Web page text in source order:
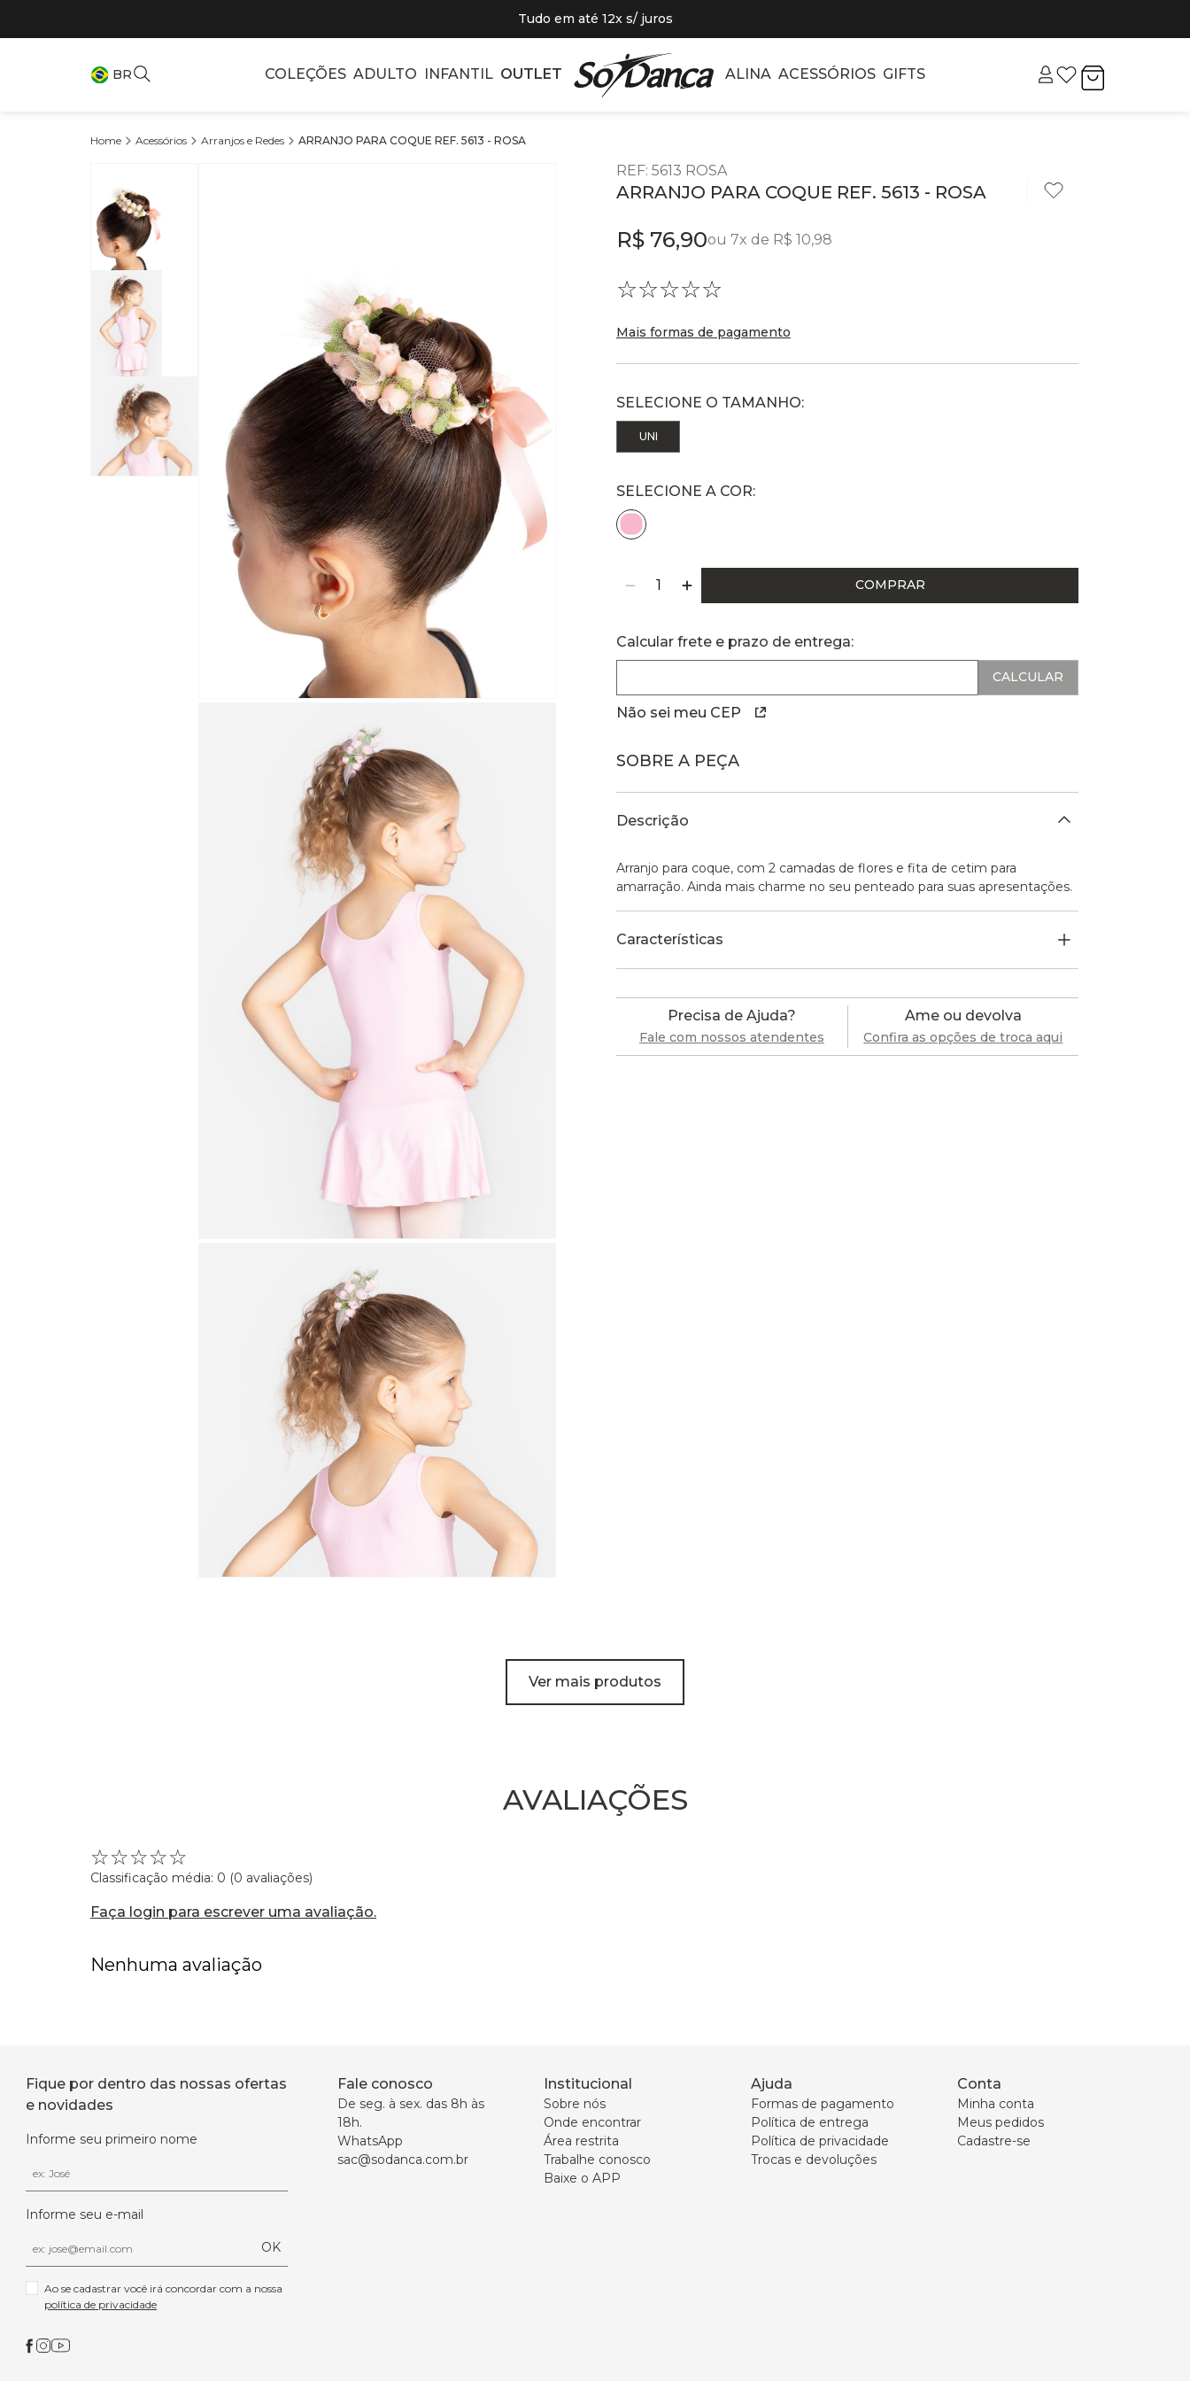
Tudo em até 12x s/ juros
BR COLEÇÕES ADULTO INFANTIL OUTLET ALINA ACESSÓRIOS GIFTS
Acessórios Arranjos e Redes ARRANJO PARA COQUE REF. 5613 - ROSA
REF: 5613 ROSA
ARRANJO PARA COQUE REF. 5613 - ROSA
R$ 76,90ou 7x de R$ 10,98
☆☆☆☆☆
Mais formas de pagamento
UNI
COMPRAR
Calcular frete e prazo de entrega:
Não sei meu CEP
SOBRE A PEÇA
Descrição
Arranjo para coque, com 2 camadas de flores e fita de cetim para
amarração. Ainda mais charme no seu penteado para suas apresentações.
Características
Precisa de Ajuda?
Fale com nossos atendentes
Ame ou devolva
Confira as opções de troca aqui
Ver mais produtos
AVALIAÇÕES
☆☆☆☆☆
Classificação média: 0 (0 avaliações)
Faça login para escrever uma avaliação.
Nenhuma avaliação
Fique por dentro das nossas ofertas
e novidades
Informe seu primeiro nome
Informe seu e-mail
OK
política de privacidade
Fale conosco
De seg. à sex. das 8h às
18h.
WhatsApp
sac@sodanca.com.br
Institucional
Sobre nós
Onde encontrar
Área restrita
Trabalhe conosco
Baixe o APP
Ajuda
Formas de pagamento
Política de entrega
Política de privacidade
Trocas e devoluções
Conta
Minha conta
Meus pedidos
Cadastre-se